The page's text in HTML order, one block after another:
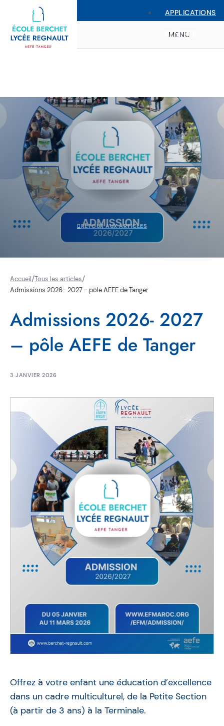
APPLICATIONS
RENTRÉE
MENU
RETOUR AUX ARTICLES
Accueil/Tous les articles/
Admissions 2026- 2027 - pôle AEFE de Tanger
Admissions 2026- 2027
– pôle AEFE de Tanger
3 JANVIER 2026
Offrez à votre enfant une éducation d’excellence
dans un cadre multiculturel, de la Petite Section
(à partir de 3 ans) à la Terminale.